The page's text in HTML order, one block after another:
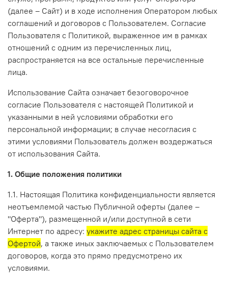
(далее – Сайт) и в ходе исполнения Оператором любых
соглашений и договоров с Пользователем. Согласие
Пользователя с Политикой, выраженное им в рамках
отношений с одним из перечисленных лиц,
распространяется на все остальные перечисленные
лица.
Использование Сайта означает безоговорочное
согласие Пользователя с настоящей Политикой и
указанными в ней условиями обработки его
персональной информации; в случае несогласия с
этими условиями Пользователь должен воздержаться
от использования Сайта.
1. Общие положения политики
1.1. Настоящая Политика конфиденциальности является
неотъемлемой частью Публичной оферты (далее –
"Оферта"), размещенной и/или доступной в сети
Интернет по адресу: укажите адрес страницы сайта с
Офертой, а также иных заключаемых с Пользователем
договоров, когда это прямо предусмотрено их
условиями.